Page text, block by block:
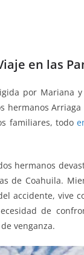
en las
por Mariana
hermanos
familiares, todo
hermanos
de Coahuila.
accidente, vive
de
venganza.